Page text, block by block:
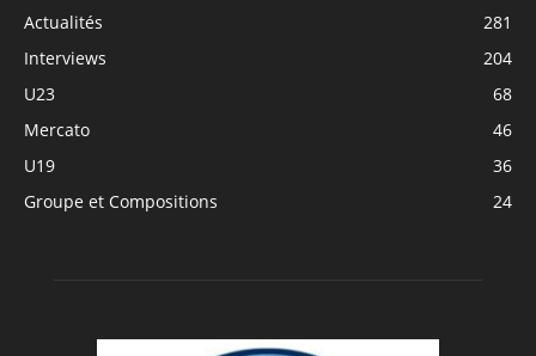
Actualités
281
Interviews
204
U23
68
Mercato
46
U19
36
Groupe et Compositions
24